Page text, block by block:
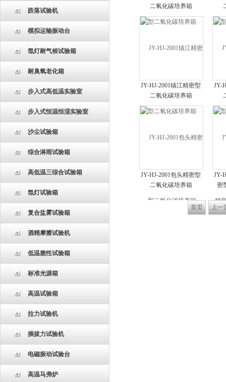
跌落试验机
模拟运输振动台
氙灯耐气候试验箱
耐臭氧老化箱
步入式高低温实验室
步入式恒温恒湿实验室
沙尘试验箱
综合淋雨试验箱
高低温三综合试验箱
氙灯试验箱
复合盐雾试验箱
酒精摩擦试验机
低温脆性试验箱
标准光源箱
高温试验箱
拉力试验机
插拔力试验机
电磁振动试验台
高温马弗炉
二氧化碳培养箱
JY-HJ-2001镇江精密型
二氧化碳培养箱
JY-
JY-HJ-2001包头精密型
二氧化碳培养箱
JY-
密
首页 上一